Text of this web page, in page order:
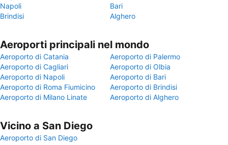
Napoli
Bari
Brindisi
Alghero
Aeroporti principali nel mondo
Aeroporto di Catania
Aeroporto di Palermo
Aeroporto di Cagliari
Aeroporto di Olbia
Aeroporto di Napoli
Aeroporto di Bari
Aeroporto di Roma Fiumicino
Aeroporto di Brindisi
Aeroporto di Milano Linate
Aeroporto di Alghero
Vicino a San Diego
Aeroporto di San Diego